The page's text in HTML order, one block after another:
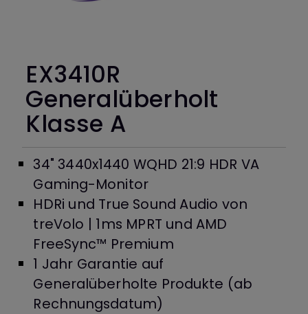
EX3410R
Generalüberholt
Klasse A
34" 3440x1440 WQHD 21:9 HDR VA
Gaming-Monitor
HDRi und True Sound Audio von
treVolo | 1ms MPRT und AMD
FreeSync™ Premium
1 Jahr Garantie auf
Generalüberholte Produkte (ab
Rechnungsdatum)